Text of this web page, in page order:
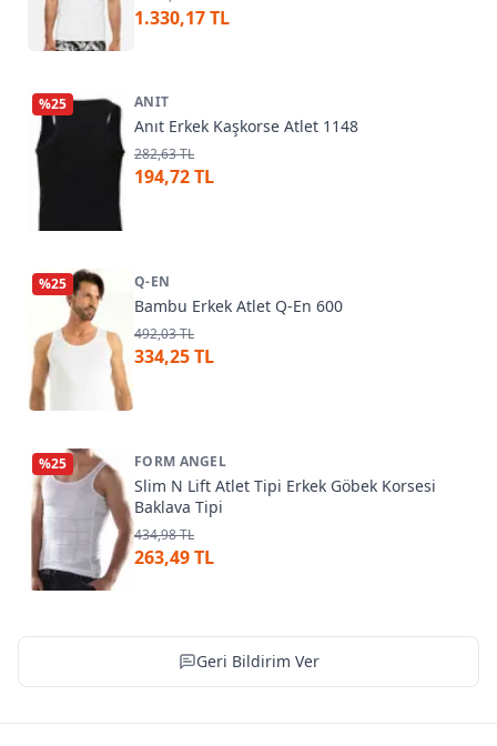
1.330,17 TL
%25 ANIT
Anıt Erkek Kaşkorse Atlet 1148
282,63 TL
194,72 TL
%25 Q-EN
Bambu Erkek Atlet Q-En 600
492,03 TL
334,25 TL
%25 FORM ANGEL
Slim N Lift Atlet Tipi Erkek Göbek Korsesi
Baklava Tipi
434,98 TL
263,49 TL
Geri Bildirim Ver